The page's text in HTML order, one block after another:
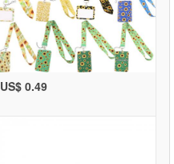
US$ 0.49